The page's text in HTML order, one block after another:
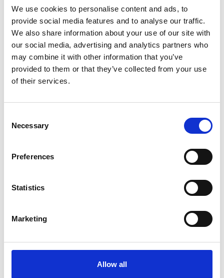
We use cookies to personalise content and ads, to
provide social media features and to analyse our traffic.
We also share information about your use of our site with
our social media, advertising and analytics partners who
may combine it with other information that you’ve
provided to them or that they’ve collected from your use
of their services.
Selection
Necessary
Preferences
Statistics
Marketing
Allow all
7 Agosto 2026
Nel primo semestre è aumentata fortemente la
costruzione di nuove abitazioni
Repubblica Ceca
La Škoda avvia la produzione del suo SUV Peaq